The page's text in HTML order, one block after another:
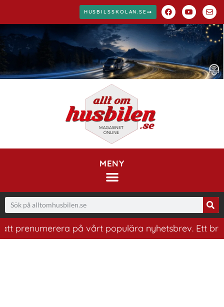
HUSBILSSKOLAN.SE
MENY
på vårt populära nyhetsbrev. Ett bra sätt